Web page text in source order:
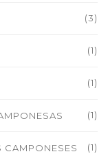
(3)
(1)
(1)
(1)
CAMPONESES (1)